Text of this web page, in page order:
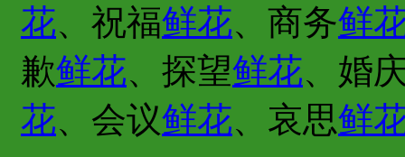
花、祝福鲜花、商务鲜
歉鲜花、探望鲜花、婚
花、会议鲜花、哀思鲜